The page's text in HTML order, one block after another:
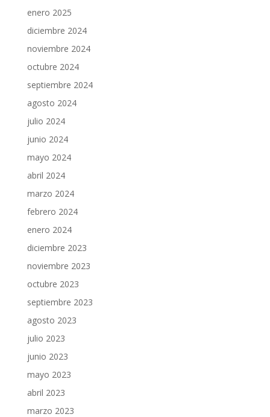
enero 2025
diciembre 2024
noviembre 2024
octubre 2024
septiembre 2024
agosto 2024
julio 2024
junio 2024
mayo 2024
abril 2024
marzo 2024
febrero 2024
enero 2024
diciembre 2023
noviembre 2023
octubre 2023
septiembre 2023
agosto 2023
julio 2023
junio 2023
mayo 2023
abril 2023
marzo 2023